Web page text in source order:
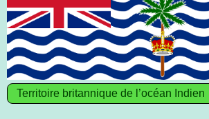
Territoire britannique de l’océan Indien